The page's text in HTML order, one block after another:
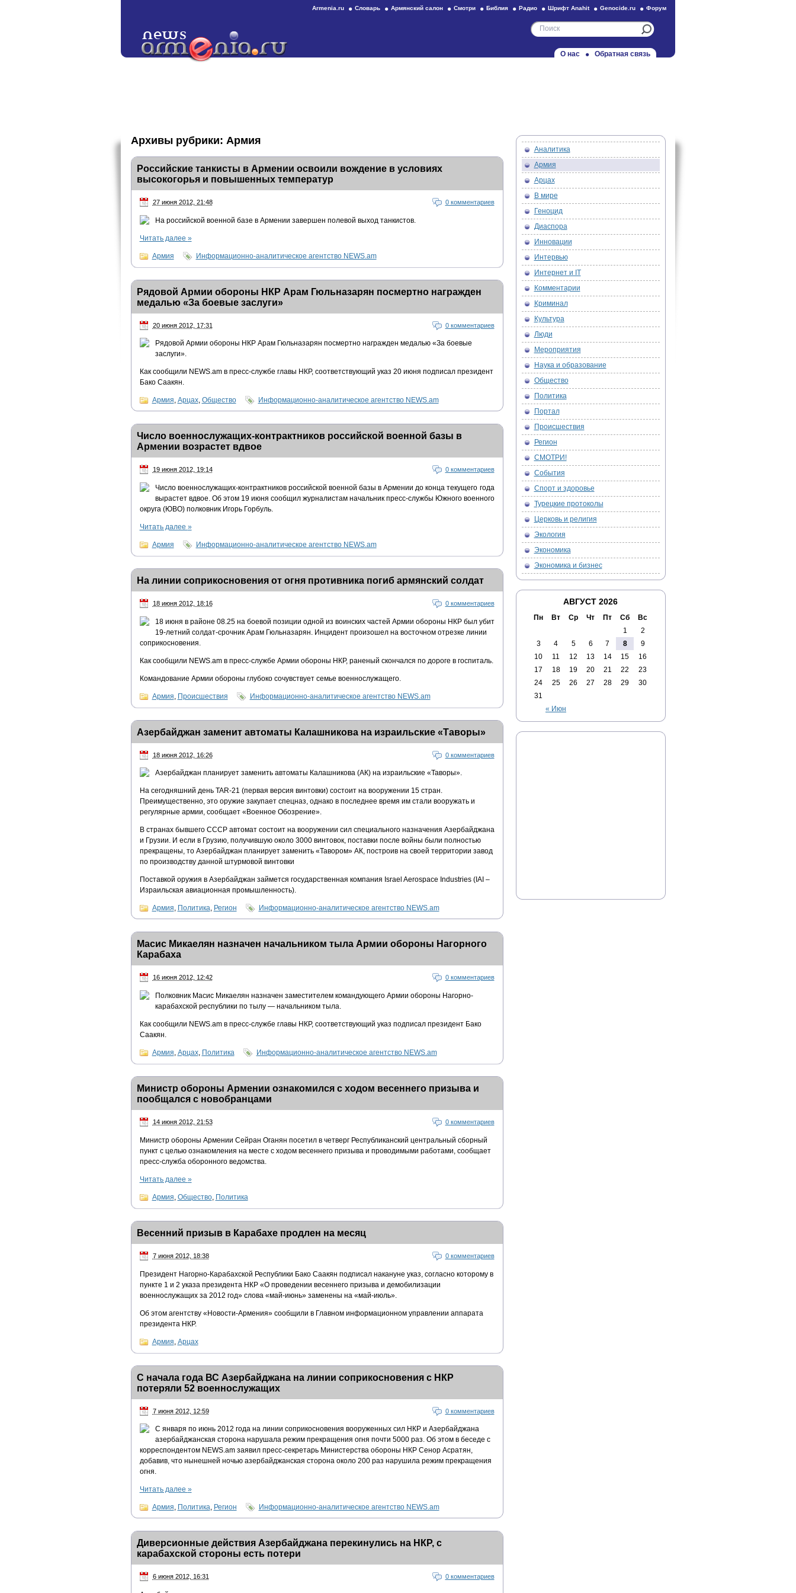
Armenia.ru Словарь Армянский салон Смотри Библия Радио Шрифт Anahit Genocide.ru Форум
О нас Обратная связь
Архивы рубрики: Армия
Российские танкисты в Армении освоили вождение в условиях
высокогорья и повышенных температур
27 июня 2012, 21:48 0 комментариев
На российской военной базе в Армении завершен полевой выход танкистов.
Читать далее »
Армия Информационно-аналитическое агентство NEWS.am
Рядовой Армии обороны НКР Арам Гюльназарян посмертно награжден
медалью «За боевые заслуги»
20 июня 2012, 17:31 0 комментариев
Рядовой Армии обороны НКР Арам Гюльназарян посмертно награжден медалью «За боевые
заслуги».
Как сообщили NEWS.am в пресс-службе главы НКР, соответствующий указ 20 июня подписал президент
Бако Саакян.
Армия, Арцах, Общество Информационно-аналитическое агентство NEWS.am
Число военнослужащих-контрактников российской военной базы в
Армении возрастет вдвое
19 июня 2012, 19:14 0 комментариев
Число военнослужащих-контрактников российской военной базы в Армении до конца текущего года
вырастет вдвое. Об этом 19 июня сообщил журналистам начальник пресс-службы Южного военного
округа (ЮВО) полковник Игорь Горбуль.
Читать далее »
Армия Информационно-аналитическое агентство NEWS.am
На линии соприкосновения от огня противника погиб армянский солдат
18 июня 2012, 18:16 0 комментариев
18 июня в районе 08.25 на боевой позиции одной из воинских частей Армии обороны НКР был убит
19-летний солдат-срочник Арам Гюльназарян. Инцидент произошел на восточном отрезке линии
соприкосновения.
Как сообщили NEWS.am в пресс-службе Армии обороны НКР, раненый скончался по дороге в госпиталь.
Командование Армии обороны глубоко сочувствует семье военнослужащего.
Армия Происшествия Информационно-аналитическое агентство NEWS.am
Азербайджан заменит автоматы Калашникова на израильские «Таворы»
18 июня 2012, 16:26 0 комментариев
Азербайджан планирует заменить автоматы Калашникова (АК) на израильские «Таворы».
На сегодняшний день TAR-21 (первая версия винтовки) состоит на вооружении 15 стран.
Преимущественно, это оружие закупает спецназ, однако в последнее время им стали вооружать и
регулярные армии, сообщает «Военное Обозрение».
В странах бывшего СССР автомат состоит на вооружении сил специального назначения Азербайджана
и Грузии. И если в Грузию, получившую около 3000 винтовок, поставки после войны были полностью
прекращены, то Азербайджан планирует заменить «Тавором» АК, построив на своей территории завод
по производству данной штурмовой винтовки
Поставкой оружия в Азербайджан займется государственная компания Israel Aerospace Industries (IAI –
Израильская авиационная промышленность).
Армия, Политика, Регион Информационно-аналитическое агентство NEWS.am
Масис Микаелян назначен начальником тыла Армии обороны Нагорного
Карабаха
16 июня 2012, 12:42 0 комментариев
Полковник Масис Микаелян назначен заместителем командующего Армии обороны Нагорно-
карабахской республики по тылу — начальником тыла.
Как сообщили NEWS.am в пресс-службе главы НКР, соответствующий указ подписал президент Бако
Саакян.
Армия, Арцах, Политика Информационно-аналитическое агентство NEWS.am
Министр обороны Армении ознакомился с ходом весеннего призыва и
пообщался с новобранцами
14 июня 2012, 21:53 0 комментариев
Министр обороны Армении Сейран Оганян посетил в четверг Республиканский центральный сборный
пункт с целью ознакомления на месте с ходом весеннего призыва и проводимыми работами, сообщает
пресс-служба оборонного ведомства.
Читать далее »
Армия, Общество, Политика
Весенний призыв в Карабахе продлен на месяц
7 июня 2012, 18:38 0 комментариев
Президент Нагорно-Карабахской Республики Бако Саакян подписал накануне указ, согласно которому в
пункте 1 и 2 указа президента НКР «О проведении весеннего призыва и демобилизации
военнослужащих за 2012 год» слова «май-июнь» заменены на «май-июль».
Об этом агентству «Новости-Армения» сообщили в Главном информационном управлении аппарата
президента НКР.
Армия Арцах
С начала года ВС Азербайджана на линии соприкосновения с НКР
потеряли 52 военнослужащих
7 июня 2012, 12:59 0 комментариев
С января по июнь 2012 года на линии соприкосновения вооруженных сил НКР и Азербайджана
азербайджанская сторона нарушала режим прекращения огня почти 5000 раз. Об этом в беседе с
корреспондентом NEWS.am заявил пресс-секретарь Министерства обороны НКР Сенор Асратян,
добавив, что нынешней ночью азербайджанская сторона около 200 раз нарушила режим прекращения
огня.
Читать далее »
Армия, Политика, Регион Информационно-аналитическое агентство NEWS.am
Диверсионные действия Азербайджана перекинулись на НКР, с
карабахской стороны есть потери
6 июня 2012, 16:31 0 комментариев
Аналитика
Армия
Арцах
В мире
Геноцид
Диаспора
Инновации
Интервью
Интернет и IT
Комментарии
Криминал
Культура
Люди
Мероприятия
Наука и образование
Общество
Политика
Портал
Происшествия
Регион
СМОТРИ!
События
Спорт и здоровье
Турецкие протоколы
Церковь и религия
Экология
Экономика
Экономика и бизнес
АВГУСТ 2026
Пн Вт Ср Чт Пт Сб Вс
« Июн
1
2
3
4 5 6 7 8
9
10
11 12 13 14 15
16
17
18 19 20 21 22
23
24
25 26 27 28 29
30
31